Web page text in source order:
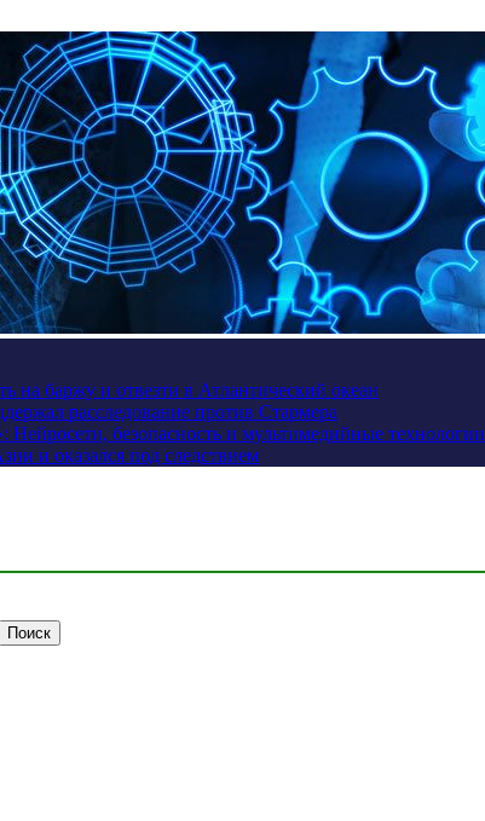
на баржу и отвезти в Атлантический океан
расследование против Стармера
безопасность и мультимедийные технологии
и оказался под следствием